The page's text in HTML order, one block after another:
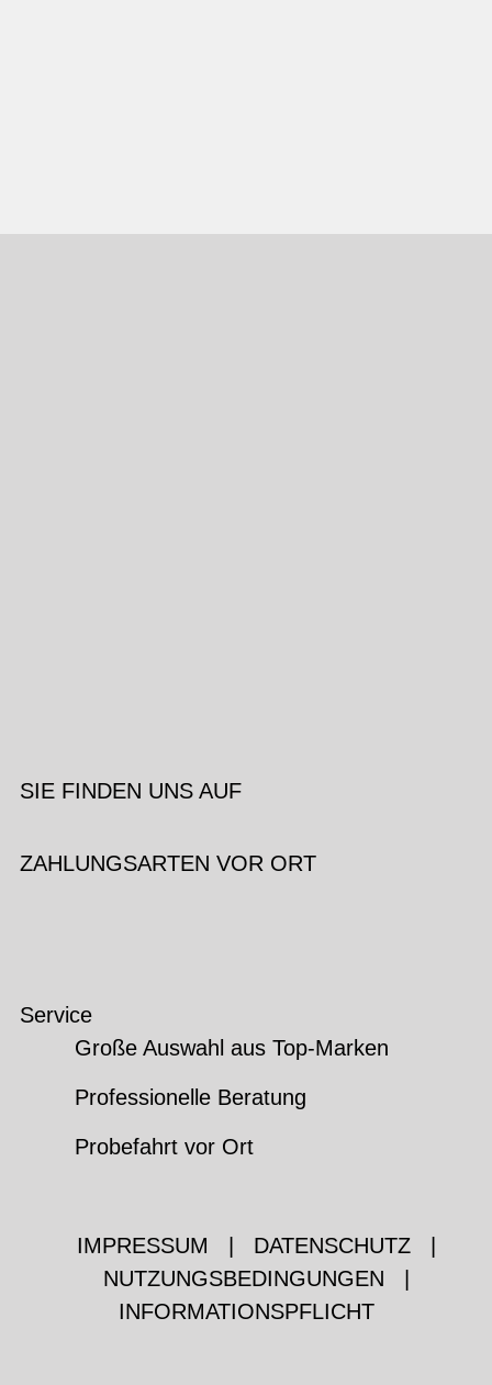
SIE FINDEN UNS AUF
ZAHLUNGSARTEN VOR ORT
Service
Große Auswahl aus Top-Marken
Professionelle Beratung
Probefahrt vor Ort
IMPRESSUM DATENSCHUTZ
NUTZUNGSBEDINGUNGEN
INFORMATIONSPFLICHT